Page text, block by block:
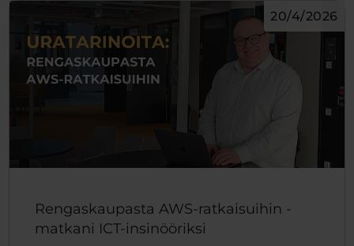
Rengaskaupasta AWS-ratkaisuihin -
matkani ICT-insinööriksi
20/4/2026